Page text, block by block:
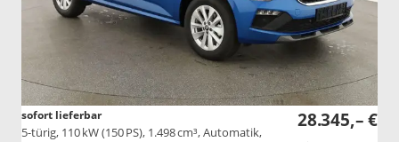
28.345,– €
sofort lieferbar
5-türig, 110 kW (150 PS), 1.498 cm³, Automatik,